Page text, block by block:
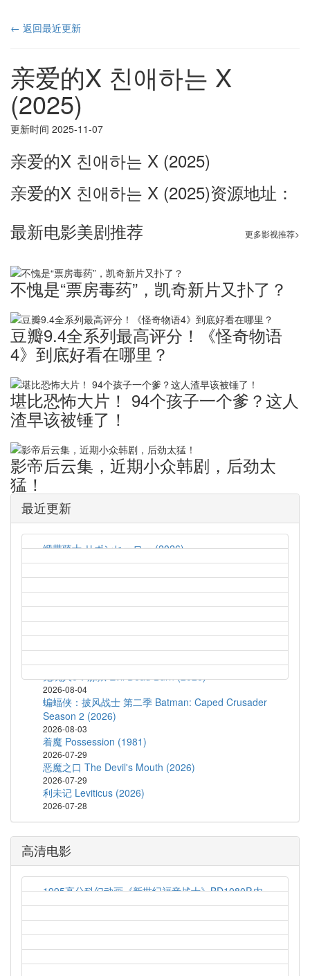
← 返回最近更新
亲爱的X 친애하는 X
(2025)
更新时间 2025-11-07
亲爱的X 친애하는 X (2025)
亲爱的X 친애하는 X (2025)资源地址：
最新电影美剧推荐
更多影视推荐>
不愧是“票房毒药”，凯奇新片又扑了？
豆瓣9.4全系列最高评分！《怪奇物语
4》到底好看在哪里？
堪比恐怖大片！ ​94个孩子一个爹？这人
渣早该被锤了！
影帝后云集，近期小众韩剧，后劲太
猛！
最近更新
缎带骑士 リボンヒーロー (2026)
2026-08-09
最后孤屋 The Last House (2026)
猛尸一家亲 Lockbox (2026)
2026-08-05
孤军突围 Lucky Strike (2026)
2026-08-04
鬼玩人6：炼狱 Evil Dead Burn (2026)
2026-08-04
蝙蝠侠：披风战士 第二季 Batman: Caped Crusader
Season 2 (2026)
2026-08-03
着魔 Possession (1981)
2026-07-29
恶魔之口 The Devil's Mouth (2026)
2026-07-29
利未记 Leviticus (2026)
2026-07-28
高清电影
1995高分科幻动画《新世纪福音战士》BD1080P.内
封简繁字幕
2021-03-19